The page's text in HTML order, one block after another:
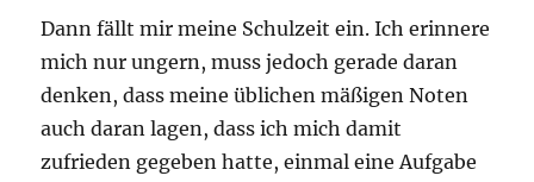
Dann fällt mir meine Schulzeit ein. Ich erinnere
mich nur ungern, muss jedoch gerade daran
denken, dass meine üblichen mäßigen Noten
auch daran lagen, dass ich mich damit
zufrieden gegeben hatte, einmal eine Aufgabe